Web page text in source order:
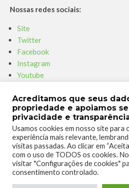
Nossas redes sociais:
Site
Twitter
Facebook
Instagram
Youtube
Parceiro – Xboxmania
Site Xboxmania
Facebook
Twitter
Instagram
Youtube
Acreditamos que seus
propriedade e apoiamos
privacidade e
Usamos cookies em nosso site para
experiência mais relevante,
visitas passadas. Ao clicar em
com o uso de TODOS os cookies.
visitar "Configurações de cookies"
consentimento controlado.